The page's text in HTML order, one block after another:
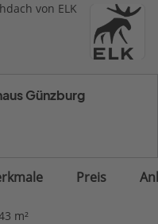
von ELK
Günzburg
Preis
m²